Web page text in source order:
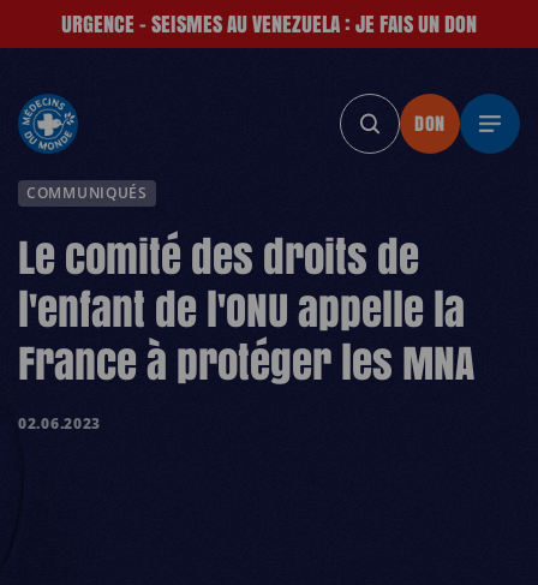
URGENCE - SEISMES AU VENEZUELA : JE FAIS UN DON
DON DON DON DON
DON
COMMUNIQUÉS
Le comité des droits de
l'enfant de l'ONU appelle la
France à protéger les MNA
02.06.2023